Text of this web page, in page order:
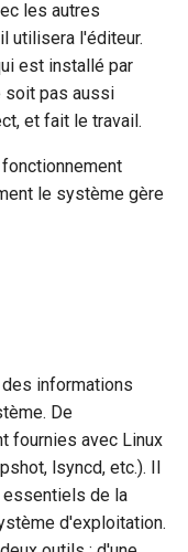
Certificate Authorities
Key Signing
Units Hardening
n°10 : Configuration
pour l'accès à
n°11 :
des
des pods
8.6
8.5
8.4
des modifications
les autres
utilisera l'éditeur.
est installé par
soit pas aussi
et fait le travail.
le système gère
informations
De
fournies avec Linux
lsyncd, etc.). Il
de la
d'exploitation.